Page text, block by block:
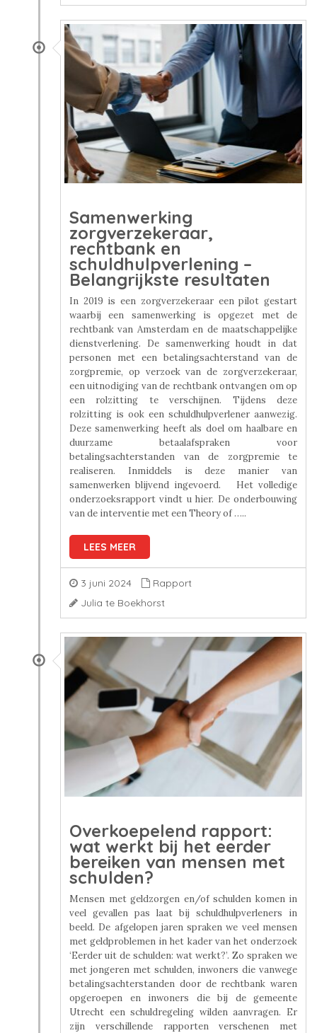
Samenwerking
zorgverzekeraar,
rechtbank en
schuldhulpverlening –
Belangrijkste resultaten
In 2019 is een zorgverzekeraar een pilot gestart
waarbij een samenwerking is opgezet met de
rechtbank van Amsterdam en de maatschappelijke
dienstverlening. De samenwerking houdt in dat
personen met een betalingsachterstand van de
zorgpremie, op verzoek van de zorgverzekeraar,
een uitnodiging van de rechtbank ontvangen om op
een rolzitting te verschijnen. Tijdens deze
rolzitting is ook een schuldhulpverlener aanwezig.
Deze samenwerking heeft als doel om haalbare en
duurzame betaalafspraken voor
betalingsachterstanden van de zorgpremie te
realiseren. Inmiddels is deze manier van
samenwerken blijvend ingevoerd. Het volledige
onderzoeksrapport vindt u hier. De onderbouwing
van de interventie met een Theory of …..
LEES MEER
3 juni 2024
Rapport
Julia te Boekhorst
Overkoepelend rapport:
wat werkt bij het eerder
bereiken van mensen met
schulden?
Mensen met geldzorgen en/of schulden komen in
veel gevallen pas laat bij schuldhulpverleners in
beeld. De afgelopen jaren spraken we veel mensen
met geldproblemen in het kader van het onderzoek
‘Eerder uit de schulden: wat werkt?’. Zo spraken we
met jongeren met schulden, inwoners die vanwege
betalingsachterstanden door de rechtbank waren
opgeroepen en inwoners die bij de gemeente
Utrecht een schuldregeling wilden aanvragen. Er
zijn verschillende rapporten verschenen met